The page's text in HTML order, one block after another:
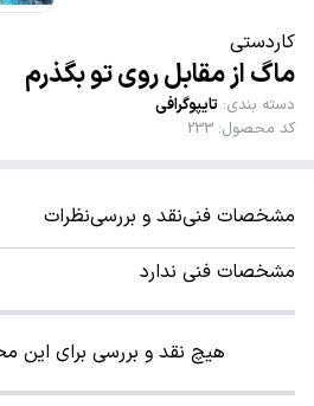
کاردستی
ماگ از مقابل روی تو بگذرم
دسته بندی: تایپوگرافی
کد محصول:
233
مشخصات فنینقد و بررسینظرات
مشخصات فنی ندارد
هیچ نقد و بررسی برای